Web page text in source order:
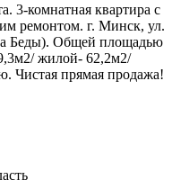
3-комнатная квартира с
ремонтом. г. Минск, ул.
Беды). Общей площадью
жилой- 62,2м2/
Чистая прямая продажа!